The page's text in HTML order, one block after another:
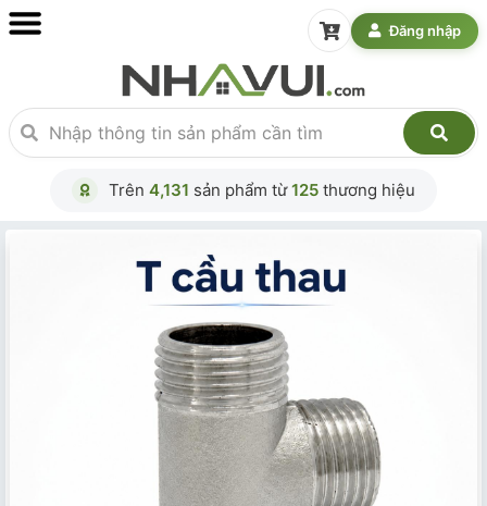
Đăng nhập
Trên 4,131 sản phẩm từ125 thương hiệu